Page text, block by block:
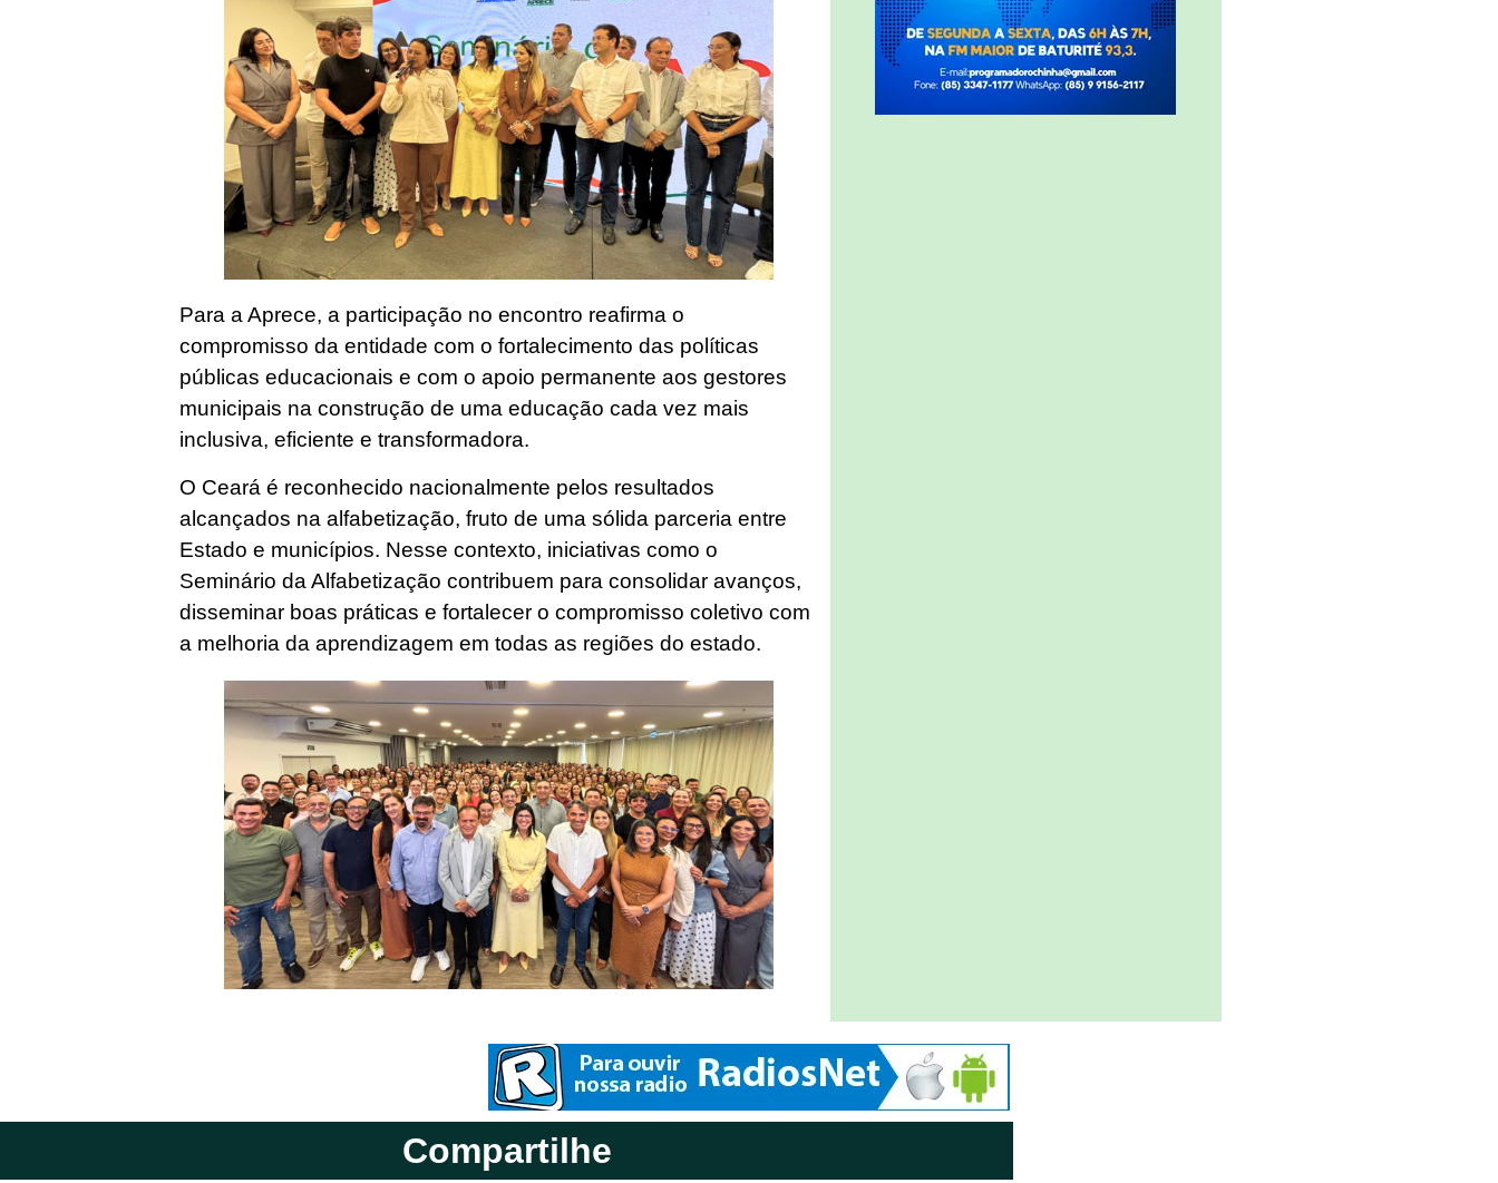
Para a Aprece, a participação no encontro reafirma o
compromisso da entidade com o fortalecimento das políticas
públicas educacionais e com o apoio permanente aos gestores
municipais na construção de uma educação cada vez mais
inclusiva, eficiente e transformadora.
O Ceará é reconhecido nacionalmente pelos resultados
alcançados na alfabetização, fruto de uma sólida parceria entre
Estado e municípios. Nesse contexto, iniciativas como o
Seminário da Alfabetização contribuem para consolidar avanços,
disseminar boas práticas e fortalecer o compromisso coletivo com
a melhoria da aprendizagem em todas as regiões do estado.
Compartilhe